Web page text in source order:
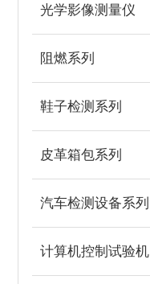
光学影像测量仪
阻燃系列
鞋子检测系列
皮革箱包系列
汽车检测设备系列
计算机控制试验机